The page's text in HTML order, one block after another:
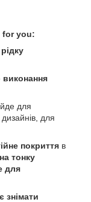
for you:
рідку
виконання
для
для
покриття в
на тонку
для
знімати